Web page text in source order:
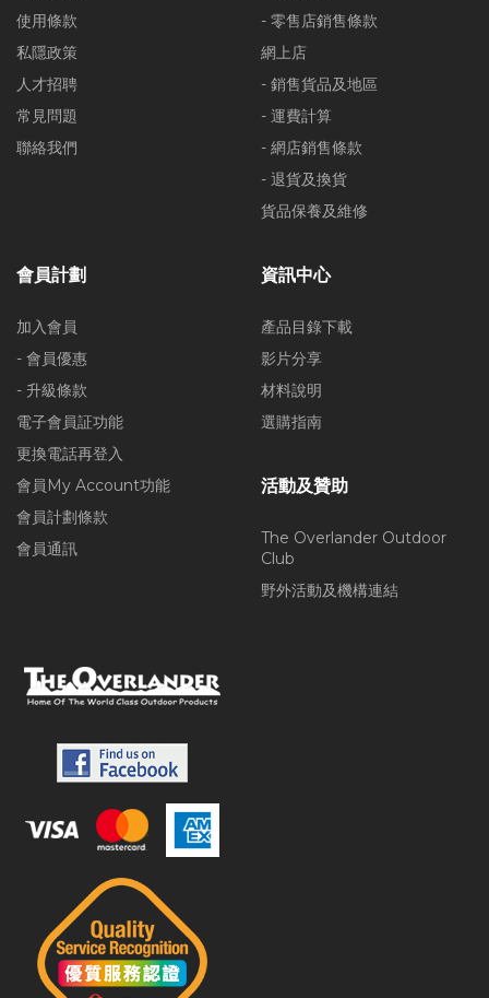
使用條款
私隱政策
人才招聘
常見問題
聯絡我們
- 零售店銷售條款
網上店
- 銷售貨品及地區
- 運費計算
- 網店銷售條款
- 退貨及換貨
貨品保養及維修
會員計劃
加入會員
- 會員優惠
- 升級條款
電子會員証功能
更換電話再登入
會員My Account功能
會員計劃條款
會員通訊
資訊中心
產品目錄下載
影片分享
材料說明
選購指南
活動及贊助
The Overlander Outdoor
Club
野外活動及機構連結